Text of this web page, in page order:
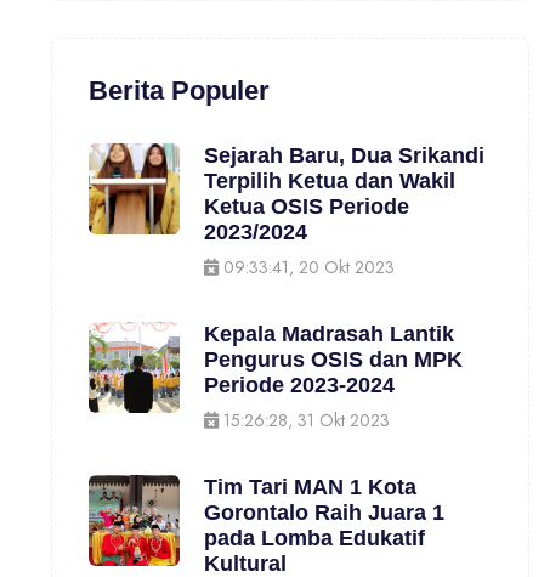
Berita Populer
Sejarah Baru, Dua Srikandi
Terpilih Ketua dan Wakil
Ketua OSIS Periode
2023/2024
09:33:41, 20 Okt 2023
Kepala Madrasah Lantik
Pengurus OSIS dan MPK
Periode 2023-2024
15:26:28, 31 Okt 2023
Tim Tari MAN 1 Kota
Gorontalo Raih Juara 1
pada Lomba Edukatif
Kultural